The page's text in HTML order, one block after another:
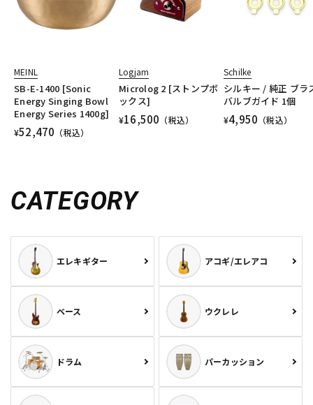
DTM オンライン納品 レコーディング機器
中古
MEINL
SB-E-1400 [Sonic
Energy Singing Bowl
Energy Series 1400g]
¥52,470 （税込）
Logjam
Microlog 2 [ストンプボ
ックス]
¥16,500 （税込）
Schilke
シルキー / 純正 ブラ
バルブガイド 1個
¥4,950 （税込）
CATEGORY
エレキギター アコギ/エレアコ
ベース ウクレレ
ドラム パーカッション